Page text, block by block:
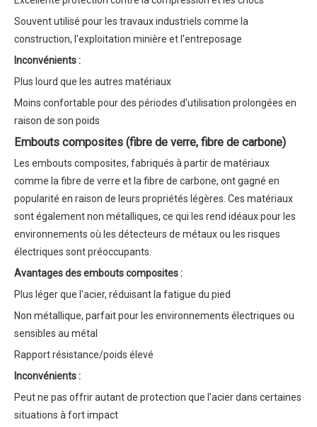
Souvent utilisé pour les travaux industriels comme la
construction, l'exploitation minière et l'entreposage
Inconvénients :
Plus lourd que les autres matériaux
Moins confortable pour des périodes d'utilisation prolongées en
raison de son poids
Embouts composites (fibre de verre, fibre de carbone)
Les embouts composites, fabriqués à partir de matériaux
comme la fibre de verre et la fibre de carbone, ont gagné en
popularité en raison de leurs propriétés légères. Ces matériaux
sont également non métalliques, ce qui les rend idéaux pour les
environnements où les détecteurs de métaux ou les risques
électriques sont préoccupants.
Avantages des embouts composites :
Plus léger que l'acier, réduisant la fatigue du pied
Non métallique, parfait pour les environnements électriques ou
sensibles au métal
Rapport résistance/poids élevé
Inconvénients :
Peut ne pas offrir autant de protection que l'acier dans certaines
situations à fort impact